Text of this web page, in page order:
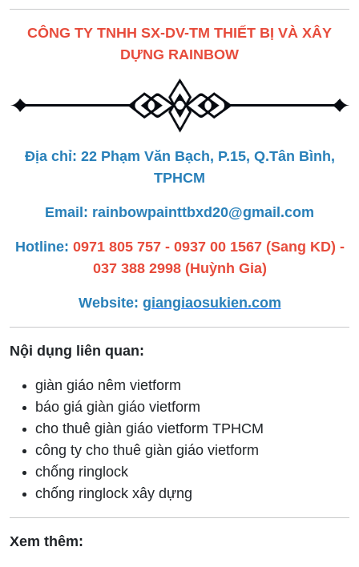
CÔNG TY TNHH SX-DV-TM THIẾT BỊ VÀ XÂY
DỰNG RAINBOW
Địa chỉ: 22 Phạm Văn Bạch, P.15, Q.Tân Bình,
TPHCM
Email: rainbowpainttbxd20@gmail.com
Hotline: 0971 805 757 - 0937 00 1567 (Sang KD) -
037 388 2998 (Huỳnh Gia)
Website: giangiaosukien.com
Nội dụng liên quan:
giàn giáo nêm vietform
báo giá giàn giáo vietform
cho thuê giàn giáo vietform TPHCM
công ty cho thuê giàn giáo vietform
chống ringlock
chống ringlock xây dựng
Xem thêm: